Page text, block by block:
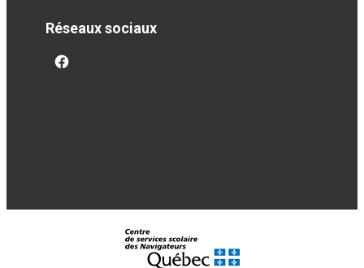
Réseaux sociaux
facebook